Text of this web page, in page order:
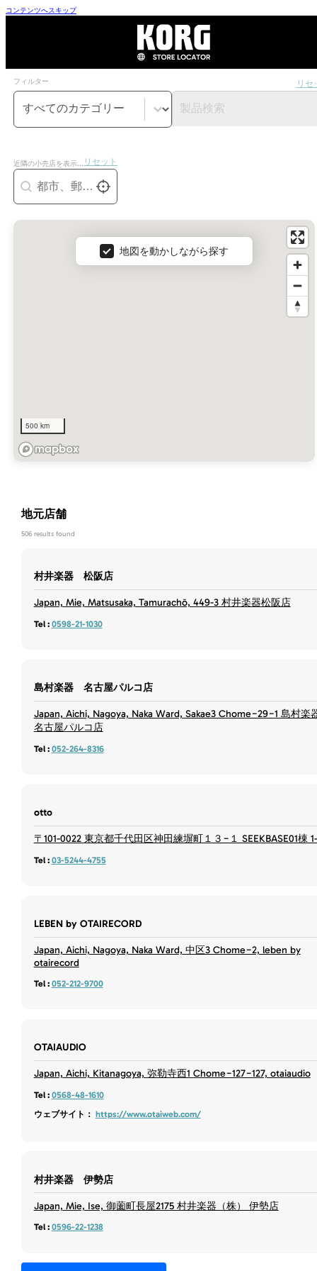
コンテンツへスキップ
フィルター リセ
カテゴリーフィルター
コンテンツを選択
製品検索
近隣の小売店を表示... リセット
ジオロク
Géolocalisation 私を探す
地元店舗
506 results found
村井楽器 松阪店
Japan, Mie, Matsusaka, Tamurachō, 449-3 村井楽器松阪店
Tel : 0598-21-1030
島村楽器 名古屋パルコ店
Japan, Aichi, Nagoya, Naka Ward, Sakae3 Chome−29−1 島村楽
名古屋パルコ店
Tel : 052-264-8316
otto
〒101-0022 東京都千代田区神田練塀町１３−１ SEEKBASE01棟
Tel : 03-5244-4755
LEBEN by OTAIRECORD
Japan, Aichi, Nagoya, Naka Ward, 中区3 Chome−2, leben by
otairecord
Tel : 052-212-9700
OTAIAUDIO
Japan, Aichi, Kitanagoya, 弥勒寺西1 Chome−127−127, otaiaudio
Tel : 0568-48-1610
ウェブサイト： https://www.otaiweb.com/
村井楽器 伊勢店
Japan, Mie, Ise, 御薗町長屋2175 村井楽器（株） 伊勢店
Tel : 0596-22-1238
地図
500 km
地図を動かしながら探す